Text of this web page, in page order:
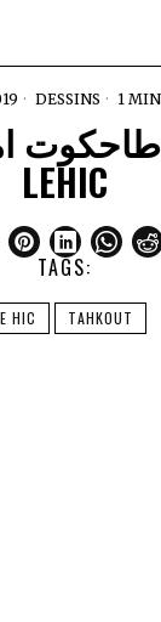
DESSINS 1
LEHIC
TAGS:
HIC TAHKOUT